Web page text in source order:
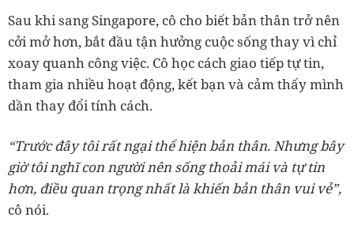
Sau khi sang Singapore, cô cho biết bản thân trở nên
cởi mở hơn, bắt đầu tận hưởng cuộc sống thay vì chỉ
xoay quanh công việc. Cô học cách giao tiếp tự tin,
tham gia nhiều hoạt động, kết bạn và cảm thấy mình
dần thay đổi tính cách.
“Trước đây tôi rất ngại thể hiện bản thân. Nhưng bây
giờ tôi nghĩ con người nên sống thoải mái và tự tin
hơn, điều quan trọng nhất là khiến bản thân vui vẻ”,
cô nói.